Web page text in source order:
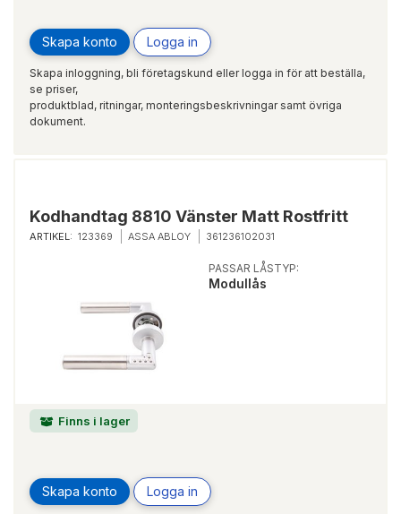
Skapa konto Logga in
Skapa inloggning, bli företagskund eller logga in för att beställa,
se priser,
produktblad, ritningar, monteringsbeskrivningar samt övriga
dokument.
Kodhandtag 8810 Vänster Matt Rostfritt
ARTIKEL: 123369 ASSA ABLOY 361236102031
Finns i lager
Skapa konto Logga in
PASSAR LÅSTYP:
Modullås